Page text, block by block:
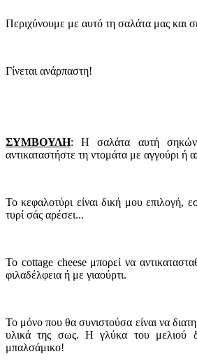
Περιχύνουμε με αυτό τη σαλάτα μας και
Γίνεται ανάρπαστη!
ΣΥΜΒΟΥΛΗ: Η σαλάτα αυτή
αντικαταστήστε τη ντομάτα με αγγούρι ή
Το κεφαλοτύρι είναι δική μου επιλογή,
τυρί σάς αρέσει...
Το cottage cheese μπορεί να
φιλαδέλφεια ή με γιαούρτι.
Το μόνο που θα συνιστούσα είναι να
υλικά της σως. Η γλύκα του μελιού
μπαλσάμικο!